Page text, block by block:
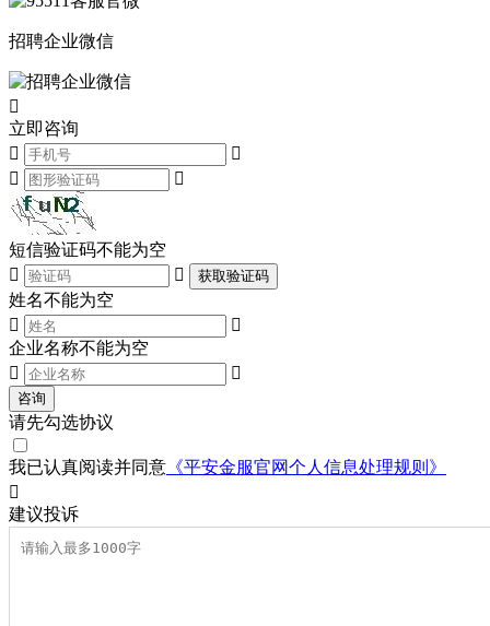
招聘企业微信

立即咨询




短信验证码不能为空

 获取验证码
姓名不能为空


企业名称不能为空


咨询
请先勾选协议
我已认真阅读并同意 《平安金服官网个人信息处理规则》

建议投诉